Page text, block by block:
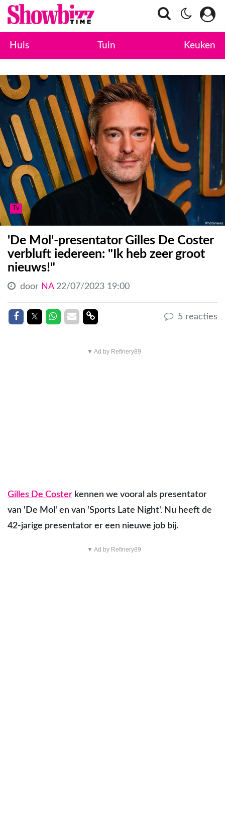
Huis Tuin Keuken
Tv
'De Mol'-presentator Gilles De Coster
verbluft iedereen: "Ik heb zeer groot
nieuws!"
door NA 22/07/2023 19:00
Delen op Facebook
Delen op Twitter
Delen op Whatsapp
Delen via Mail
Delen link 5 reacties
▼ Ad by Refinery89
Gilles De Coster kennen we vooral als presentator
van 'De Mol' en van 'Sports Late Night'. Nu heeft de
42-jarige presentator er een nieuwe job bij.
▼ Ad by Refinery89